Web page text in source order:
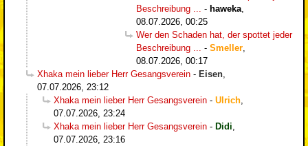
Beschreibung ...
- haweka
08.07.2026, 00:25
Wer den Schaden hat, der spottet jeder
Beschreibung ...
- Smeller
08.07.2026, 00:17
Xhaka mein lieber Herr Gesangsverein - Eisen
07.07.2026, 23:12
Xhaka mein lieber Herr Gesangsverein - Ulrich
07.07.2026, 23:24
Xhaka mein lieber Herr Gesangsverein - Didi
07.07.2026, 23:16